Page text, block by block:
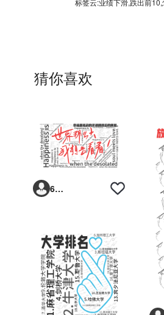
标签云:业绩下滑,跌出前
猜你喜欢
6293vp